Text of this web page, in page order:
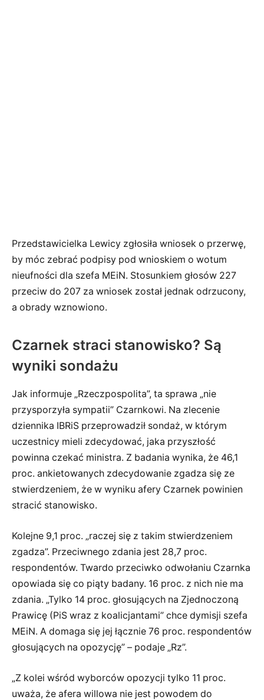
Przedstawicielka Lewicy zgłosiła wniosek o przerwę,
by móc zebrać podpisy pod wnioskiem o wotum
nieufności dla szefa MEiN. Stosunkiem głosów 227
przeciw do 207 za wniosek został jednak odrzucony,
a obrady wznowiono.
Czarnek straci stanowisko? Są
wyniki sondażu
Jak informuje „Rzeczpospolita”, ta sprawa „nie
przysporzyła sympatii” Czarnkowi. Na zlecenie
dziennika IBRiS przeprowadził sondaż, w którym
uczestnicy mieli zdecydować, jaka przyszłość
powinna czekać ministra. Z badania wynika, że 46,1
proc. ankietowanych zdecydowanie zgadza się ze
stwierdzeniem, że w wyniku afery Czarnek powinien
stracić stanowisko.
Kolejne 9,1 proc. „raczej się z takim stwierdzeniem
zgadza”. Przeciwnego zdania jest 28,7 proc.
respondentów. Twardo przeciwko odwołaniu Czarnka
opowiada się co piąty badany. 16 proc. z nich nie ma
zdania. „Tylko 14 proc. głosujących na Zjednoczoną
Prawicę (PiS wraz z koalicjantami” chce dymisji szefa
MEiN. A domaga się jej łącznie 76 proc. respondentów
głosujących na opozycję” – podaje „Rz”.
„Z kolei wśród wyborców opozycji tylko 11 proc.
uważa, że afera willowa nie jest powodem do